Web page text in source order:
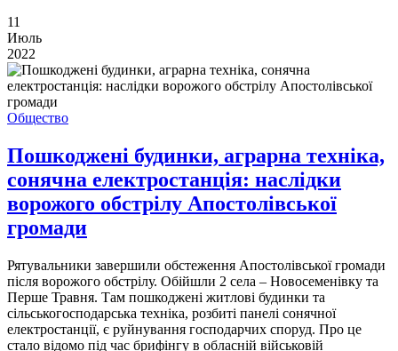
11
Июль
2022
Общество
Пошкоджені будинки, аграрна техніка,
сонячна електростанція: наслідки
ворожого обстрілу Апостолівської
громади
Рятувальники завершили обстеження Апостолівської громади
після ворожого обстрілу. Обійшли 2 села – Новосеменівку та
Перше Травня. Там пошкоджені житлові будинки та
сільськогосподарська техніка, розбиті панелі сонячної
електростанції, є руйнування господарчих споруд. Про це
стало відомо під час брифінгу в обласній військовій